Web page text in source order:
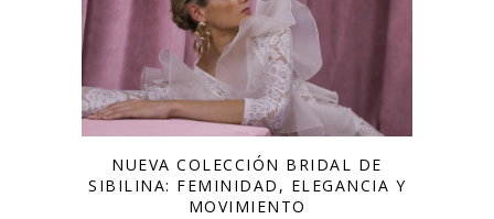
NUEVA COLECCIÓN BRIDAL DE
SIBILINA: FEMINIDAD, ELEGANCIA Y
MOVIMIENTO